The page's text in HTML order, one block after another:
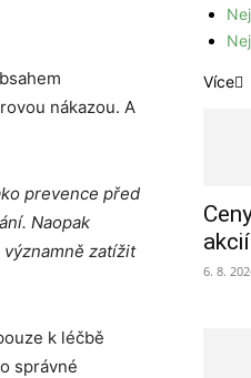
nákazou. A
prevence před
Naopak
zatížit
k léčbě
správné
Více
6. 8.